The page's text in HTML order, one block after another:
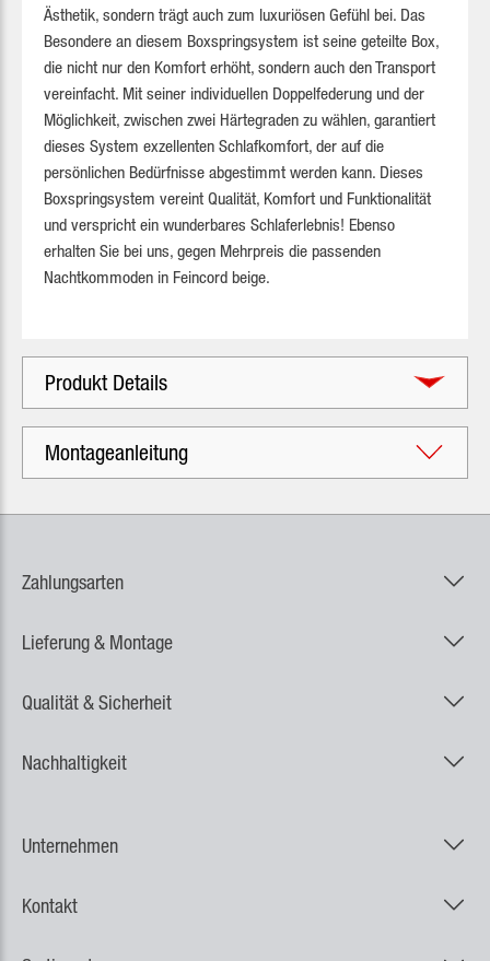
Ästhetik, sondern trägt auch zum luxuriösen Gefühl bei. Das
Besondere an diesem Boxspringsystem ist seine geteilte Box,
die nicht nur den Komfort erhöht, sondern auch den Transport
vereinfacht. Mit seiner individuellen Doppelfederung und der
Möglichkeit, zwischen zwei Härtegraden zu wählen, garantiert
dieses System exzellenten Schlafkomfort, der auf die
persönlichen Bedürfnisse abgestimmt werden kann. Dieses
Boxspringsystem vereint Qualität, Komfort und Funktionalität
und verspricht ein wunderbares Schlaferlebnis! Ebenso
erhalten Sie bei uns, gegen Mehrpreis die passenden
Nachtkommoden in Feincord beige.
Produkt Details
Montageanleitung
Zahlungsarten
Lieferung & Montage
Qualität & Sicherheit
Nachhaltigkeit
Unternehmen
Kontakt